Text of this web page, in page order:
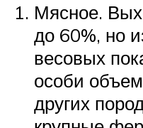
Мясное.
до 60%, но
весовых
особи
других